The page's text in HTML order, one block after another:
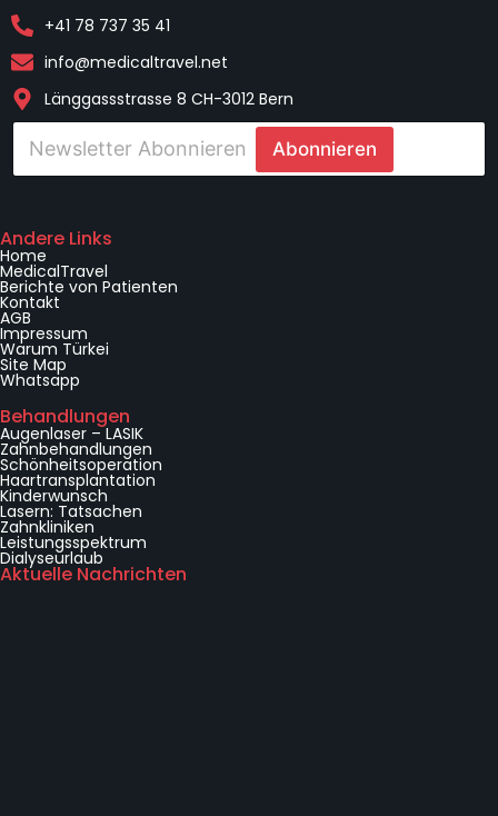
+41 78 737 35 41
info@medicaltravel.net
Länggassstrasse 8 CH-3012 Bern
W
A
o
r
d
e
r
n
A
n
f
o
r
d
e
r
n
E
p
t
a
*
Abonnieren
Andere Links
Home
MedicalTravel
Berichte von Patienten
Kontakt
AGB
Impressum
Warum Türkei
Site Map
Whatsapp
Behandlungen
Augenlaser – LASIK
Zahnbehandlungen
Schönheitsoperation
Haartransplantation
Kinderwunsch
Lasern: Tatsachen
Zahnkliniken
Leistungsspektrum
Dialyseurlaub
Aktuelle Nachrichten